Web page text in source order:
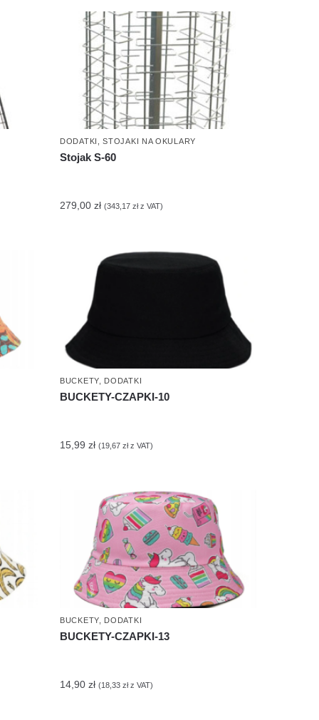
DODATKI ,STOJAKI NA OKULARY
Stojak S-60
279,00zł (343,17złz VAT)
BUCKETY, DODATKI
BUCKETY-CZAPKI-10
15,99zł (19,67złz VAT)
BUCKETY, DODATKI
BUCKETY-CZAPKI-13
14,90zł (18,33złz VAT)